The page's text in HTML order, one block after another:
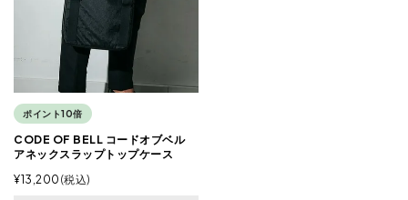
ポイント10倍
CODE OF BELL コードオブベル
アネックスラップトップケース
¥13,200 税込